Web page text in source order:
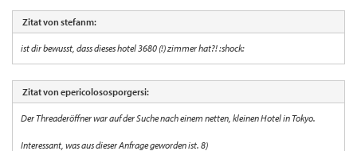
Zitat von stefanm:
ist dir bewusst, dass dieses hotel 3680 (!) zimmer hat?! :shock:
Zitat von epericolososporgersi:
Der Threaderöffner war auf der Suche nach einem netten, kleinen Hotel in Tokyo.
Interessant, was aus dieser Anfrage geworden ist. 8)